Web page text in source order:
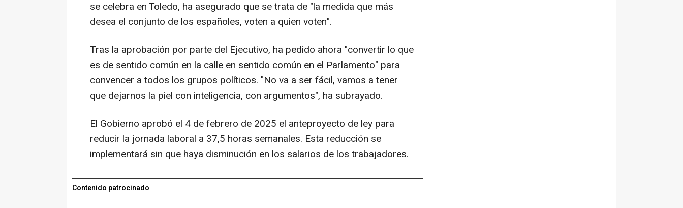
se celebra en Toledo, ha asegurado que se trata de "la medida que más
desea el conjunto de los españoles, voten a quien voten".
Tras la aprobación por parte del Ejecutivo, ha pedido ahora "convertir lo que
es de sentido común en la calle en sentido común en el Parlamento" para
convencer a todos los grupos políticos. "No va a ser fácil, vamos a tener
que dejarnos la piel con inteligencia, con argumentos", ha subrayado.
El Gobierno aprobó el 4 de febrero de 2025 el anteproyecto de ley para
reducir la jornada laboral a 37,5 horas semanales. Esta reducción se
implementará sin que haya disminución en los salarios de los trabajadores.
Contenido patrocinado